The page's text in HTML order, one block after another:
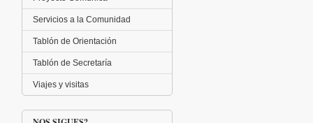
Servicios a la Comunidad
Tablón de Orientación
Tablón de Secretaría
Viajes y visitas